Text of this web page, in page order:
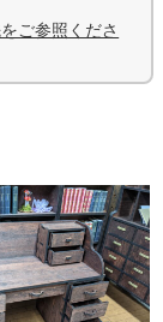
ご参照くださ